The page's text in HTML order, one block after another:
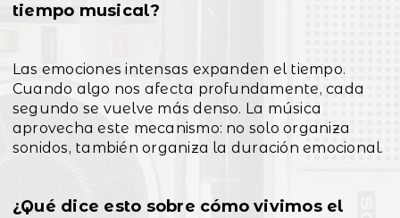
tiempo musical?
Las emociones intensas expanden el tiempo.
Cuando algo nos afecta profundamente, cada
segundo se vuelve más denso. La música
aprovecha este mecanismo: no solo organiza
sonidos, también organiza la duración emocional.
¿Qué dice esto sobre cómo vivimos el